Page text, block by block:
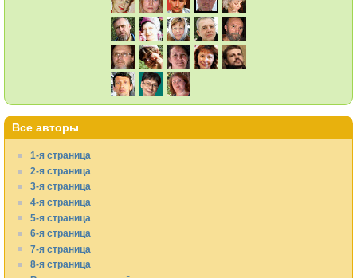
Все авторы
1-я страница
2-я страница
3-я страница
4-я страница
5-я страница
6-я страница
7-я страница
8-я страница